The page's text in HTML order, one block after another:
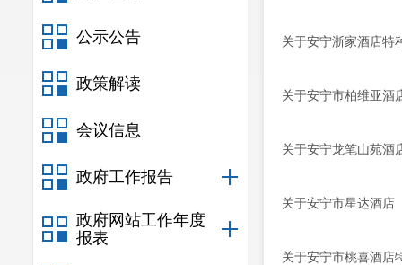
公示公告
政策解读
会议信息
政府工作报告
政府网站工作年度
报表
关于安宁浙家酒店特
关于安宁市柏维亚酒
关于安宁龙笔山苑酒
关于安宁市星达酒店
关于安宁市桃喜酒店